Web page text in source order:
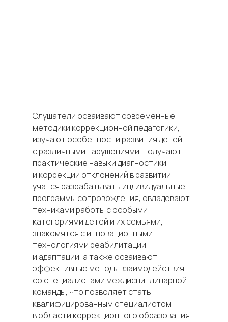
Слушатели осваивают современные
методики коррекционной педагогики,
изучают особенности развития детей
с различными нарушениями, получают
практические навыки диагностики
и коррекции отклонений в развитии,
учатся разрабатывать индивидуальные
программы сопровождения, овладевают
техниками работы с особыми
категориями детей и их семьями,
знакомятся с инновационными
технологиями реабилитации
и адаптации, а также осваивают
эффективные методы взаимодействия
со специалистами междисциплинарной
команды, что позволяет стать
квалифицированным специалистом
в области коррекционного образования.